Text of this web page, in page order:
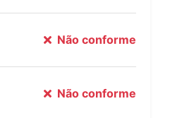
Não conforme
Não conforme